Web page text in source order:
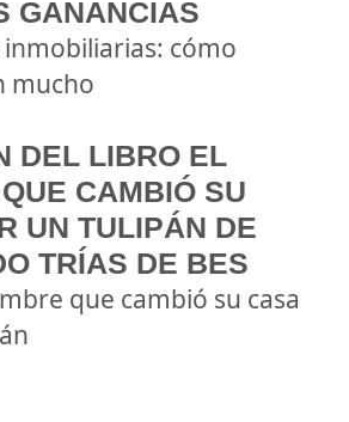
GANANCIAS
cómo
mucho
DEL LIBRO EL
CAMBIÓ SU
UN TULIPÁN DE
TRÍAS DE BES
que cambió su casa